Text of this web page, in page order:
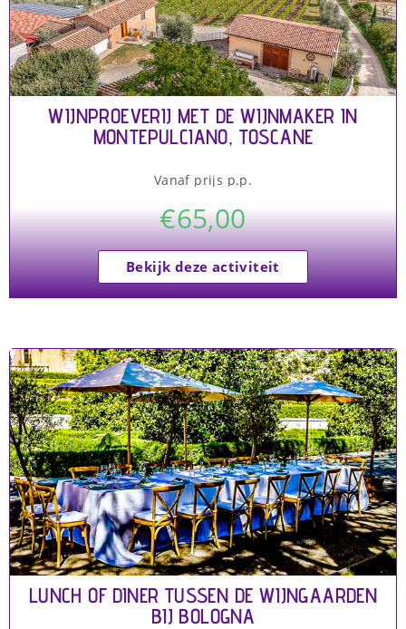
WIJNPROEVERIJ MET DE WIJNMAKER IN
MONTEPULCIANO, TOSCANE
Vanaf prijs p.p.
€65,00
Bekijk deze activiteit
LUNCH OF DINER TUSSEN DE WIJNGAARDEN
BIJ BOLOGNA